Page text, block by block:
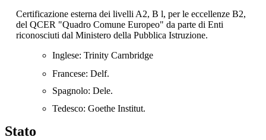
Certificazione esterna dei livelli A2, B l, per le eccellenze B2,
del QCER "Quadro Comune Europeo"da parte di Enti
riconosciuti dal Ministero della Pubblica Istruzione.
Inglese: Trinity Carnbridge
Francese: Delf.
Spagnolo: Dele.
Tedesco: Goethe Institut.
Stato